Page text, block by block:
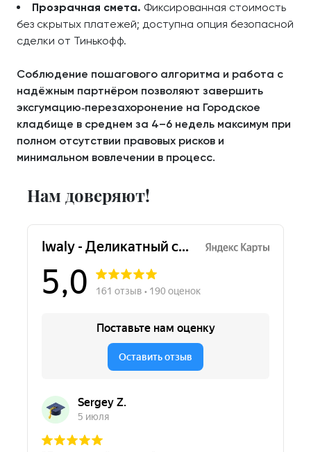
Прозрачная смета. Фиксированная стоимость
без скрытых платежей; доступна опция безопасной
сделки от Тинькофф.
Соблюдение пошагового алгоритма и работа с
надёжным партнёром позволяют завершить
эксгумацию‑перезахоронение на Городское
кладбище в среднем за 4–6 недель максимум при
полном отсутствии правовых рисков и
минимальном вовлечении в процесс.
Нам доверяют!